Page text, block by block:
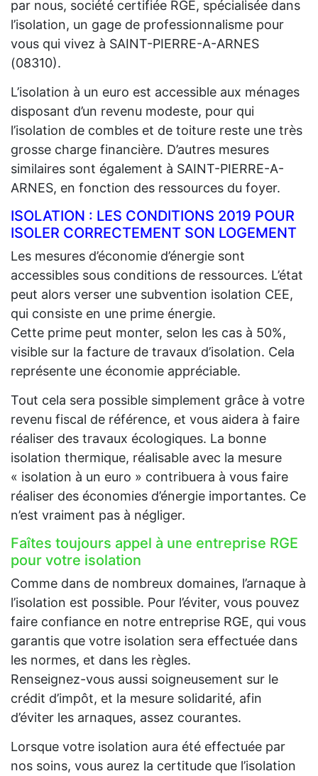
par nous, société certifiée RGE, spécialisée dans
l’isolation, un gage de professionnalisme pour
vous qui vivez à SAINT-PIERRE-A-ARNES
(08310).
L’isolation à un euro est accessible aux ménages
disposant d’un revenu modeste, pour qui
l’isolation de combles et de toiture reste une très
grosse charge financière. D’autres mesures
similaires sont également à SAINT-PIERRE-A-
ARNES, en fonction des ressources du foyer.
ISOLATION : LES CONDITIONS 2019 POUR
ISOLER CORRECTEMENT SON LOGEMENT
Les mesures d’économie d’énergie sont
accessibles sous conditions de ressources. L’état
peut alors verser une subvention isolation CEE,
qui consiste en une prime énergie.
Cette prime peut monter, selon les cas à 50%,
visible sur la facture de travaux d’isolation. Cela
représente une économie appréciable.
Tout cela sera possible simplement grâce à votre
revenu fiscal de référence, et vous aidera à faire
réaliser des travaux écologiques. La bonne
isolation thermique, réalisable avec la mesure
« isolation à un euro » contribuera à vous faire
réaliser des économies d’énergie importantes. Ce
n’est vraiment pas à négliger.
Faîtes toujours appel à une entreprise RGE
pour votre isolation
Comme dans de nombreux domaines, l’arnaque à
l’isolation est possible. Pour l’éviter, vous pouvez
faire confiance en notre entreprise RGE, qui vous
garantis que votre isolation sera effectuée dans
les normes, et dans les règles.
Renseignez-vous aussi soigneusement sur le
crédit d’impôt, et la mesure solidarité, afin
d’éviter les arnaques, assez courantes.
Lorsque votre isolation aura été effectuée par
nos soins, vous aurez la certitude que l’isolation